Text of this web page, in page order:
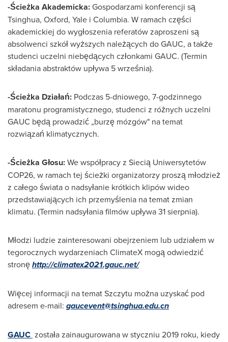
-Ścieżka Akademicka:Gospodarzami konferencji są
Tsinghua, Oxford, Yale i Columbia. W ramach części
akademickiej do wygłoszenia referatów zaproszeni są
absolwenci szkół wyższych należących do GAUC, a także
studenci uczelni niebędących członkami GAUC. (Termin
składania abstraktów upływa 5 września).
-Ścieżka Działań: Podczas 5-dniowego, 7-godzinnego
maratonu programistycznego, studenci z różnych uczelni
GAUC będą prowadzić „burzę mózgów" na temat
rozwiązań klimatycznych.
-Ścieżka Głosu:We współpracy z Siecią Uniwersytetów
COP26, w ramach tej ścieżki organizatorzy proszą młodzież
z całego świata o nadsyłanie krótkich klipów wideo
przedstawiających ich przemyślenia na temat zmian
klimatu. (Termin nadsyłania filmów upływa 31 sierpnia).
Młodzi ludzie zainteresowani obejrzeniem lub udziałem w
tegorocznych wydarzeniach ClimateX mogą odwiedzić
stronęhttp://climatex2021.gauc.net/
Więcej informacji na temat Szczytu można uzyskać pod
adresem e-mail: gaucevent@tsinghua.edu.cn
GAUC została zainaugurowana w styczniu 2019 roku, kiedy